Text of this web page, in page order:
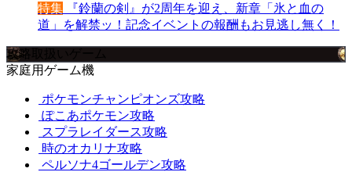
特集 『鈴蘭の剣』が2周年を迎え、新章「氷と血の
道」を解禁ッ！記念イベントの報酬もお見逃し無く！
攻略取扱いゲーム
家庭用ゲーム機
ポケモンチャンピオンズ攻略
ぽこあポケモン攻略
スプラレイダース攻略
時のオカリナ攻略
ペルソナ4ゴールデン攻略